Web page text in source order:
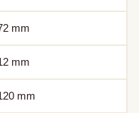
mm
mm
mm